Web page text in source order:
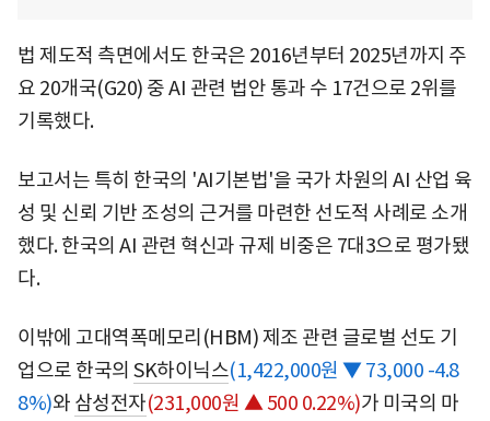
법 제도적 측면에서도 한국은 2016년부터 2025년까지 주
요 20개국(G20) 중 AI 관련 법안 통과 수 17건으로 2위를
기록했다.
보고서는 특히 한국의 'AI기본법'을 국가 차원의 AI 산업 육
성 및 신뢰 기반 조성의 근거를 마련한 선도적 사례로 소개
했다. 한국의 AI 관련 혁신과 규제 비중은 7대3으로 평가됐
다.
이밖에 고대역폭메모리(HBM) 제조 관련 글로벌 선도 기
업으로 한국의 SK하이닉스(1,422,000원 ▼ 73,000 -4.8
8%)와 삼성전자(231,000원 ▲ 500 0.22%)가 미국의 마